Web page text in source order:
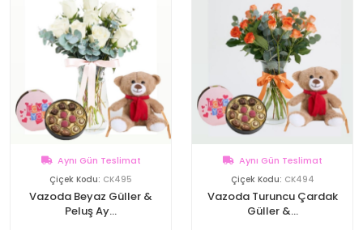
Aynı Gün Teslimat
Çiçek Kodu: CK495
Vazoda Beyaz Güller &
Peluş Ay...
Aynı Gün Teslimat
Çiçek Kodu: CK494
Vazoda Turuncu Çardak
Güller &...